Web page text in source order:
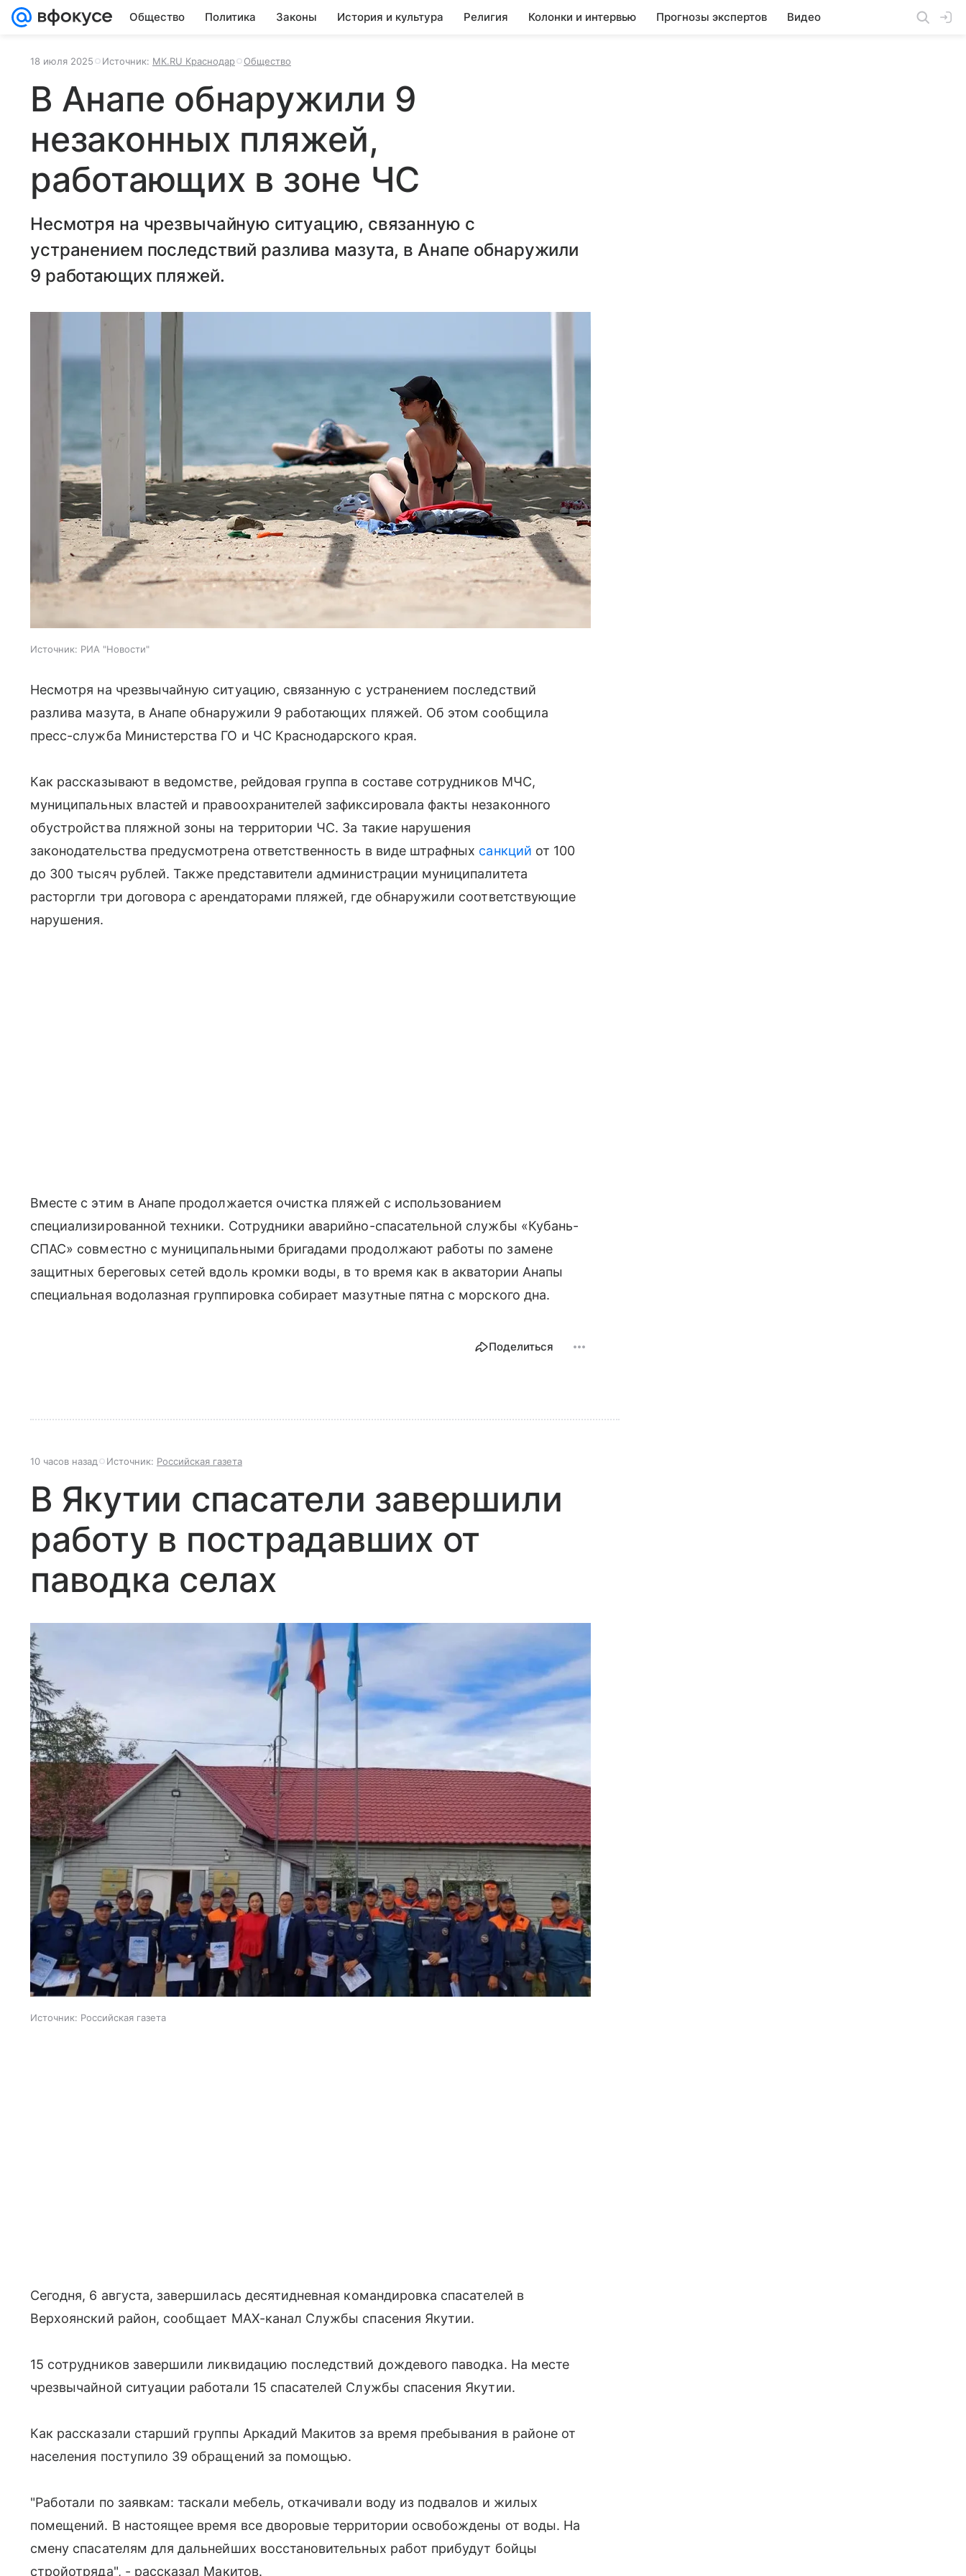
Общество Политика Законы История и культура Религия Колонки и интервью Прогнозы экспертов Видео
18 июля 2025 Источник: МК.RU Краснодар Общество
В Анапе обнаружили 9
незаконных пляжей,
работающих в зоне ЧС
Несмотря на чрезвычайную ситуацию, связанную с
устранением последствий разлива мазута, в Анапе обнаружили
9 работающих пляжей.
Источник: РИА "Новости"
Несмотря на чрезвычайную ситуацию, связанную с устранением последствий
разлива мазута, в Анапе обнаружили 9 работающих пляжей. Об этом сообщила
пресс-служба Министерства ГО и ЧС Краснодарского края.
Как рассказывают в ведомстве, рейдовая группа в составе сотрудников МЧС,
муниципальных властей и правоохранителей зафиксировала факты незаконного
обустройства пляжной зоны на территории ЧС. За такие нарушения
законодательства предусмотрена ответственность в виде штрафных санкций от 100
до 300 тысяч рублей. Также представители администрации муниципалитета
расторгли три договора с арендаторами пляжей, где обнаружили соответствующие
нарушения.
Вместе с этим в Анапе продолжается очистка пляжей с использованием
специализированной техники. Сотрудники аварийно-спасательной службы «Кубань-
СПАС» совместно с муниципальными бригадами продолжают работы по замене
защитных береговых сетей вдоль кромки воды, в то время как в акватории Анапы
специальная водолазная группировка собирает мазутные пятна с морского дна.
Поделиться
10 часов назад Источник: Российская газета
В Якутии спасатели завершили
работу в пострадавших от
паводка селах
Источник: Российская газета
Сегодня, 6 августа, завершилась десятидневная командировка спасателей в
Верхоянский район, сообщает МАХ-канал Службы спасения Якутии.
15 сотрудников завершили ликвидацию последствий дождевого паводка. На месте
чрезвычайной ситуации работали 15 спасателей Службы спасения Якутии.
Как рассказали старший группы Аркадий Макитов за время пребывания в районе от
населения поступило 39 обращений за помощью.
"Работали по заявкам: таскали мебель, откачивали воду из подвалов и жилых
помещений. В настоящее время все дворовые территории освобождены от воды. На
смену спасателям для дальнейших восстановительных работ прибудут бойцы
стройотряда", - рассказал Макитов.